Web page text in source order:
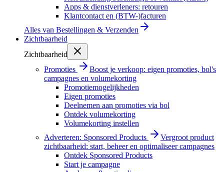
Apps & dienstverleners: retouren
Klantcontact en (BTW-)facturen
Alles van Bestellingen & Verzenden
Zichtbaarheid
Zichtbaarheid
Promoties
Boost je verkoop: eigen promoties, bol's
campagnes en volumekorting
Promotiemogelijkheden
Eigen promoties
Deelnemen aan promoties via bol
Ontdek volumekorting
Volumekorting instellen
Adverteren: Sponsored Products
Vergroot product
zichtbaarheid: start, beheer en optimaliseer campagnes
Ontdek Sponsored Products
Start je campagne